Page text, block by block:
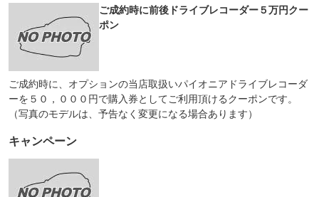
ご成約時に前後ドライブレコーダー５万円クー
ポン
ご成約時に、オプションの当店取扱いパイオニアドライブレコーダ
ーを５０，０００円で購入券としてご利用頂けるクーポンです。
（写真のモデルは、予告なく変更になる場合あります）
キャンペーン